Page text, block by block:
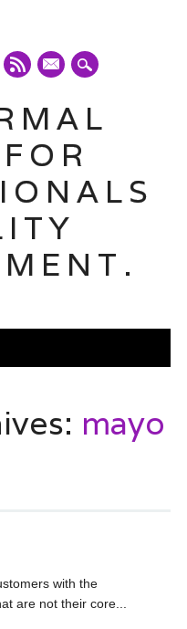
mail
mayo
with the
are not their core...